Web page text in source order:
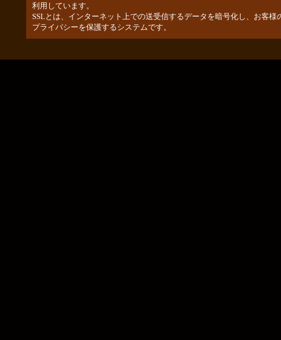
利用しています。
SSLとは、インターネット上での送受信するデータを暗号化し、お客様
プライバシーを保護するシステムです。